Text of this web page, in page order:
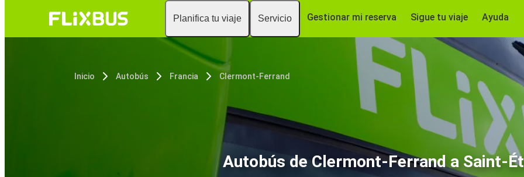
Planifica tu viaje Servicio Gestionar mi reserva Sigue tu viaje Ayuda
Inicio Autobús Francia Clermont-Ferrand
Autobús de Clermont-Ferrand a Saint-